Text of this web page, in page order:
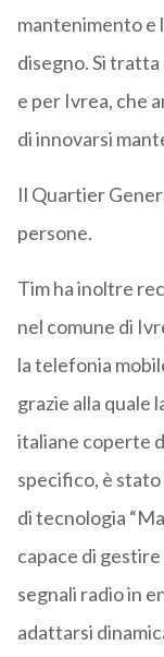
mantenimento e
disegno. Si
e per Ivrea, che
di innovarsi
Il Quartier
persone.
Tim ha inoltre
nel comune di
la telefonia
grazie alla quale
italiane coperte
specifico, è
di tecnologia
capace di
segnali radio in
adattarsi